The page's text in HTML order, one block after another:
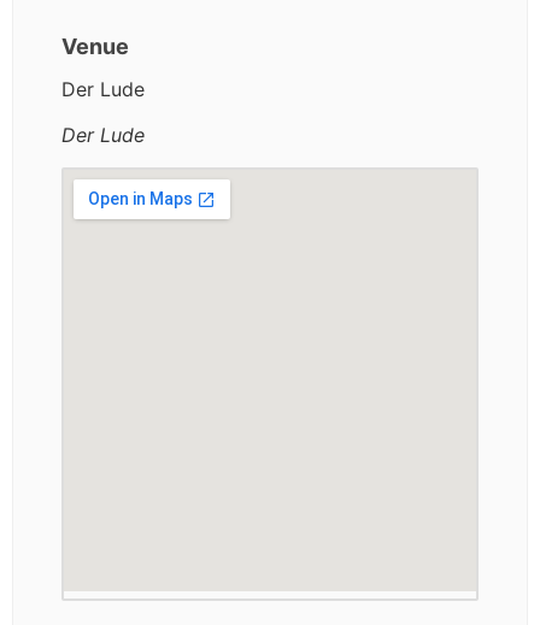
Venue
Der Lude
Der Lude